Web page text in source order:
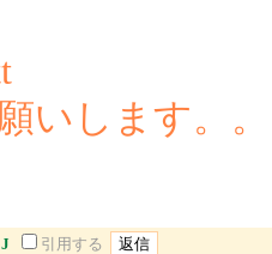
いします。。
J 引用する